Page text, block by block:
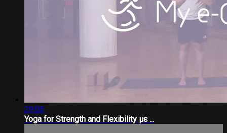
29:05
Yoga for Strength and Flexibility με ...